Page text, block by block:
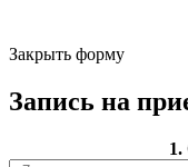
Закрыть форму
Запись на
1.